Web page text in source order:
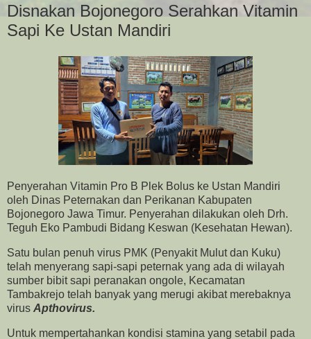
Disnakan Bojonegoro Serahkan Vitamin
Sapi Ke Ustan Mandiri
Penyerahan Vitamin Pro B Plek Bolus ke Ustan Mandiri
oleh Dinas Peternakan dan Perikanan Kabupaten
Bojonegoro Jawa Timur. Penyerahan dilakukan oleh Drh.
Teguh Eko Pambudi Bidang Keswan (Kesehatan Hewan).
Satu bulan penuh virus PMK (Penyakit Mulut dan Kuku)
telah menyerang sapi-sapi peternak yang ada di wilayah
sumber bibit sapi peranakan ongole, Kecamatan
Tambakrejo telah banyak yang merugi akibat merebaknya
virus Apthovirus.
Untuk mempertahankan kondisi stamina yang setabil pada